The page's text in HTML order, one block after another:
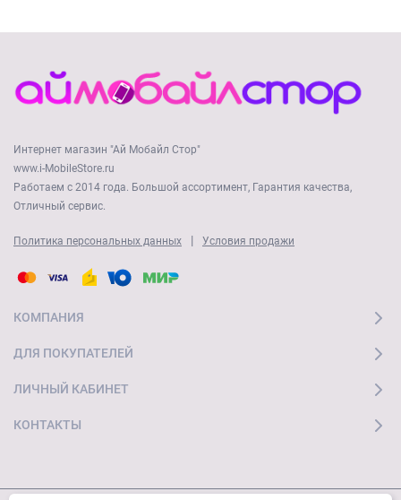
Интернет магазин "Ай Мобайл Стор"
www.i-MobileStore.ru
Работаем с 2014 года. Большой ассортимент, Гарантия качества,
Отличный сервис.
Политика персональных данных | Условия продажи
КОМПАНИЯ
ДЛЯ ПОКУПАТЕЛЕЙ
ЛИЧНЫЙ КАБИНЕТ
КОНТАКТЫ